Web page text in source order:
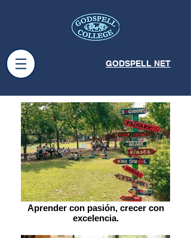
GODSPELL NET
Aprender con pasión, crecer con
excelencia.